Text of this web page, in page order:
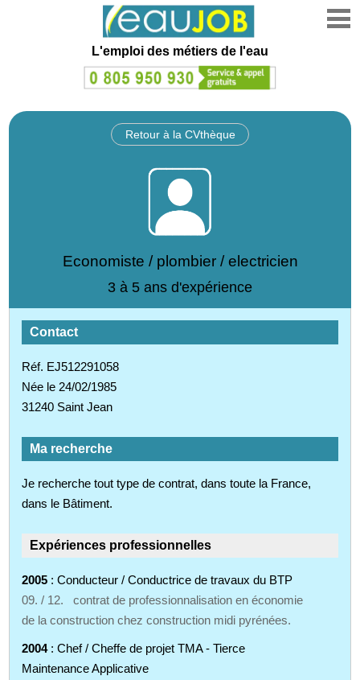
L'emploi des métiers de l'eau
Retour à la CVthèque
Economiste / plombier / electricien
3 à 5 ans d'expérience
Contact
Réf. EJ512291058
Née le 24/02/1985
31240 Saint Jean
Ma recherche
Je recherche tout type de contrat, dans toute la France,
dans le Bâtiment.
Expériences professionnelles
2005 : Conducteur / Conductrice de travaux du BTP
09. / 12. contrat de professionnalisation en économie
de la construction chez construction midi pyrénées.
2004: Chef / Cheffe de projet TMA - Tierce
Maintenance Applicative